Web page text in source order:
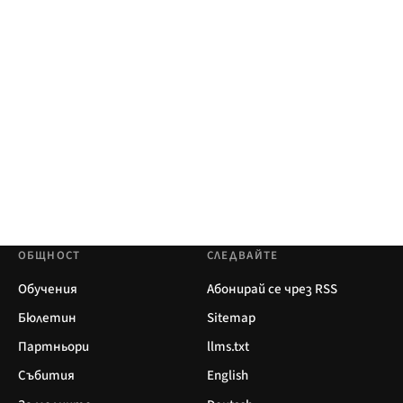
ОБЩНОСТ
Обучения
Бюлетин
Партньори
Събития
СЛЕДВАЙТЕ
Абонирай се чрез RSS
Sitemap
llms.txt
English